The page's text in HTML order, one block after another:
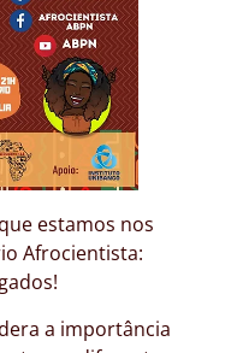
estamos nos
Afrocientista:
a importância